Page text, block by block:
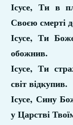
Ісусе, Ти в
Своєю смерті
Ісусе, Ти
обожнив.
Ісусе, Ти
світ відкупив.
Ісусе, Сину
у Царстві